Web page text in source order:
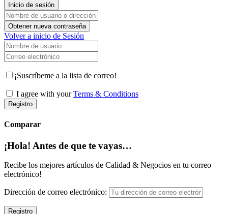
Inicio de sesión
Nombre de usuario o dirección de correo electrónico
Obtener nueva contraseña
Volver a inicio de Sesión
Nombre de usuario
Correo electrónico
¡Suscríbeme a la lista de correo!
I agree with yourTerms & Conditions
Registro
Comparar
¡Hola! Antes de que te vayas…
Recibe los mejores artículos de Calidad & Negocios en tu correo
electrónico!
Dirección de correo electrónico: